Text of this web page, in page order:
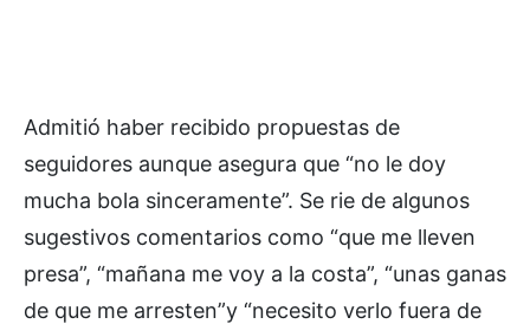
Admitió haber recibido propuestas de
seguidores aunque asegura que “no le doy
mucha bola sinceramente”. Se rie de algunos
sugestivos comentarios como “que me lleven
presa”, “mañana me voy a la costa”, “unas ganas
de que me arresten”y “necesito verlo fuera de